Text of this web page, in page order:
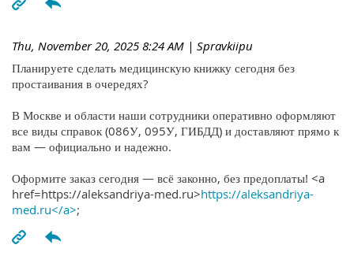
Thu, November 20, 2025 8:24 AM | Spravkiipu
Планируете сделать медицинскую книжку сегодня без
простаивания в очередях?
В Москве и области наши сотрудники оперативно оформляют
все виды справок (086У, 095У, ГИБДД) и доставляют прямо к
вам — официально и надежно.
Оформите заказ сегодня — всё законно, без предоплаты! <a
href=https://aleksandriya-med.ru>https://aleksandriya-
med.ru</a>;